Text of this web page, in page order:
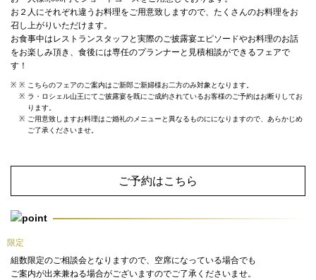
お２人にそれぞれ違うお料理をご用意致しますので、たくさんのお料理をお
召し上がりいただけます。
お食事中はレストランスタッフと実際のご披露宴エピソードやお料理のお話
をお楽しみ頂き、食後には専任のプランナーと見積相談ができるフェアで
す！
こちらのフェアのご案内はご新郎ご新婦様お二方のみ対象となります。
ラ・ロシェル山王にてご披露宴を既にご成約されているお客様のご予約はお断りしてお
ります。
ご用意致しますお料理はご婚礼のメニューと異なるものにになりますので、あらかじめ
ご了承くださいませ。
ご予約はこちら
限定
組数限定のご相談会となりますので、空席になっている場合でも
ご案内が出来兼ねる場合がございますのでご了承くださいませ。